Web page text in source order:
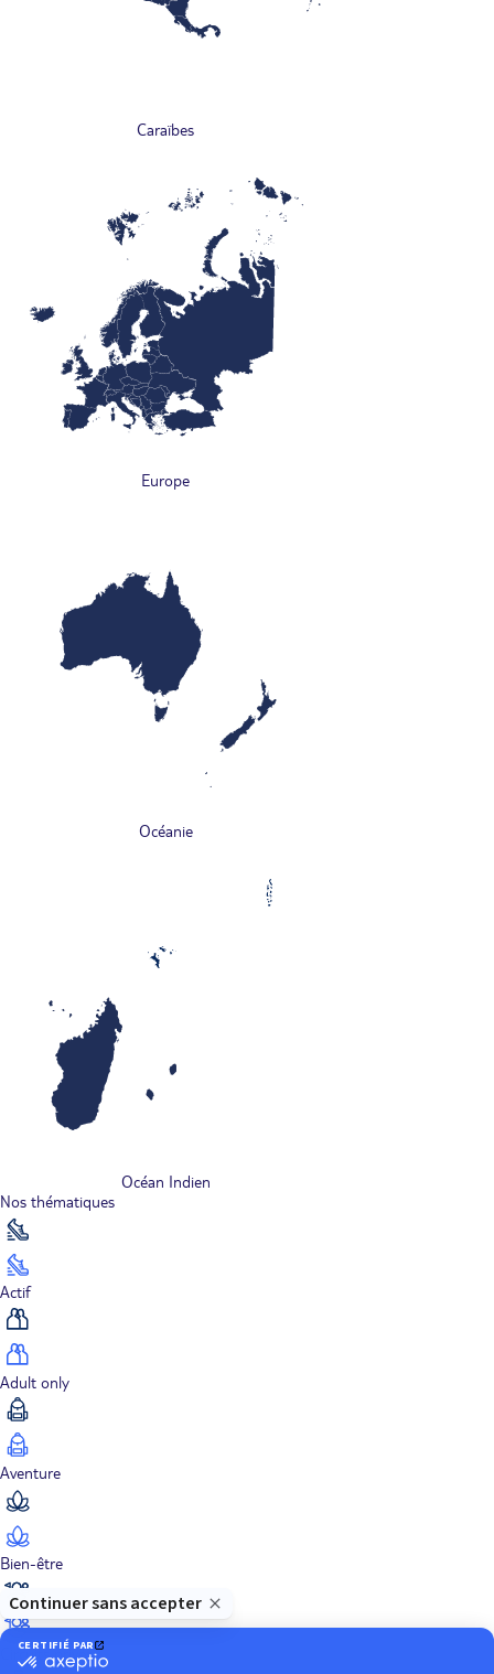
Caraïbes
Europe
Océanie
Océan Indien
Nos thématiques
Actif
Adult only
Aventure
Bien-être
Circuits privés